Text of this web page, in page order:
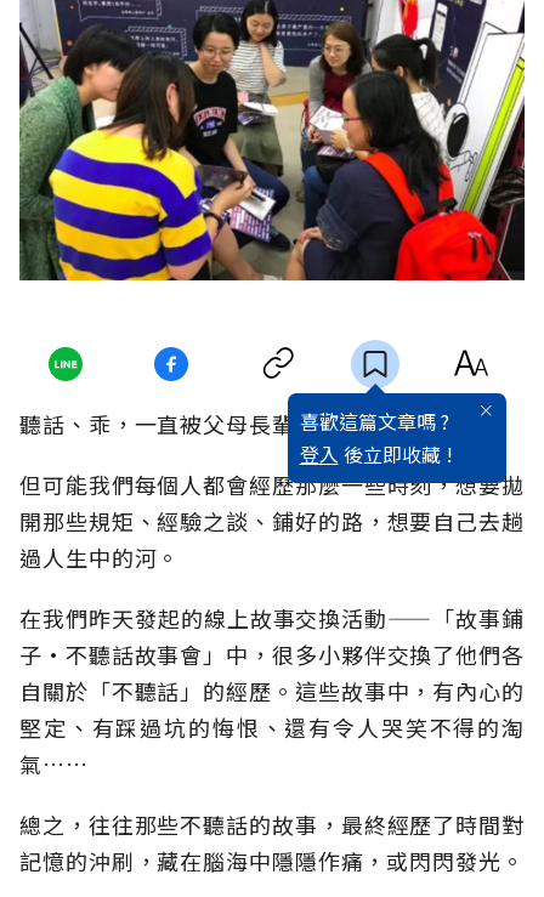
喜歡這篇文章嗎 ?
登入 後立即收藏 !
聽話、乖，一直被父母長輩視為優秀的品質。
但可能我們每個人都會經歷那麼一些時刻，想要拋
開那些規矩、經驗之談、鋪好的路，想要自己去趟
過人生中的河。
在我們昨天發起的線上故事交換活動——「故事鋪
子·不聽話故事會」中，很多小夥伴交換了他們各
自關於「不聽話」的經歷。這些故事中，有內心的
堅定、有踩過坑的悔恨、還有令人哭笑不得的淘
氣……
總之，往往那些不聽話的故事，最終經歷了時間對
記憶的沖刷，藏在腦海中隱隱作痛，或閃閃發光。